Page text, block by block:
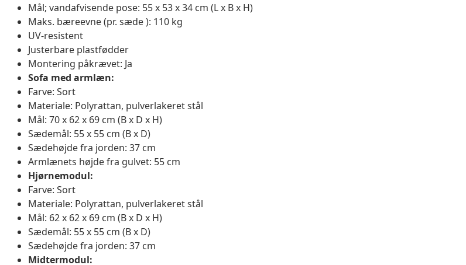
Mål; vandafvisende pose: 55 x 53 x 34 cm (L x B x H)
Maks. bæreevne (pr. sæde ): 110 kg
UV-resistent
Justerbare plastfødder
Montering påkrævet: Ja
Sofa med armlæn:
Farve: Sort
Materiale: Polyrattan, pulverlakeret stål
Mål: 70 x 62 x 69 cm (B x D x H)
Sædemål: 55 x 55 cm (B x D)
Sædehøjde fra jorden: 37 cm
Armlænets højde fra gulvet: 55 cm
Hjørnemodul:
Farve: Sort
Materiale: Polyrattan, pulverlakeret stål
Mål: 62 x 62 x 69 cm (B x D x H)
Sædemål: 55 x 55 cm (B x D)
Sædehøjde fra jorden: 37 cm
Midtermodul: